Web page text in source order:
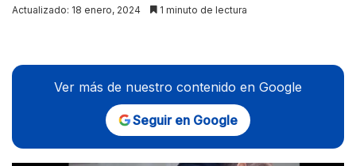
Actualizado: 18 enero, 2024 1 minuto de lectura
Ver más de nuestro contenido en Google
Seguir en Google